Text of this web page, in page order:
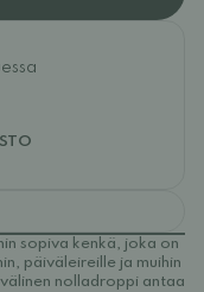
sopiva kenkä, joka on
päiväleireille ja muihin
nolladroppi antaa